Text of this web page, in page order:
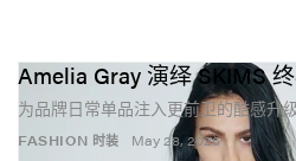
FASHION 时装
Amelia Gray 演绎 SKIMS
为品牌日常单品注入更前卫的酷感升级
May 28, 2026